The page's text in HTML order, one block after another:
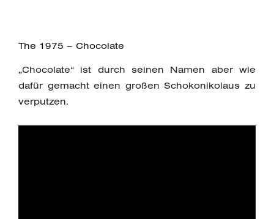
The 1975 – Chocolate
„Chocolate“ ist durch seinen Namen aber wie
dafür gemacht einen großen Schokonikolaus zu
verputzen.